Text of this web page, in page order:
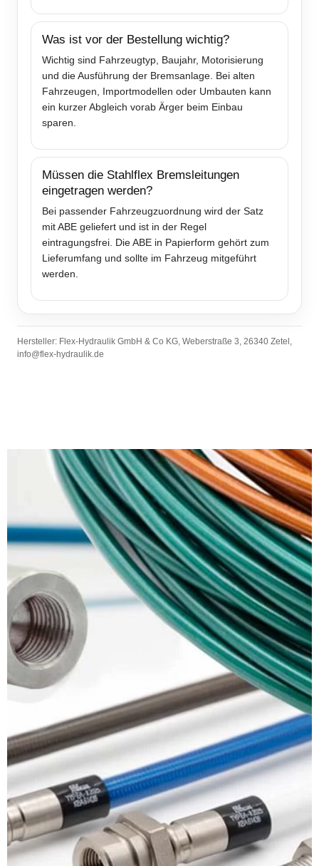
Was ist vor der Bestellung wichtig?
Wichtig sind Fahrzeugtyp, Baujahr, Motorisierung
und die Ausführung der Bremsanlage. Bei alten
Fahrzeugen, Importmodellen oder Umbauten kann
ein kurzer Abgleich vorab Ärger beim Einbau
sparen.
Müssen die Stahlflex Bremsleitungen
eingetragen werden?
Bei passender Fahrzeugzuordnung wird der Satz
mit ABE geliefert und ist in der Regel
eintragungsfrei. Die ABE in Papierform gehört zum
Lieferumfang und sollte im Fahrzeug mitgeführt
werden.
Hersteller: Flex-Hydraulik GmbH & Co KG, Weberstraße 3, 26340 Zetel,
info@flex-hydraulik.de